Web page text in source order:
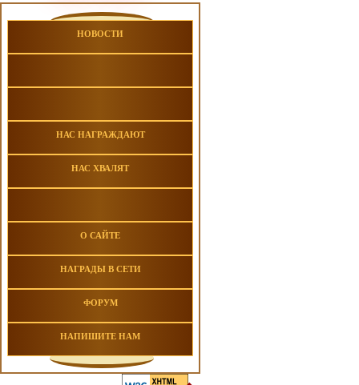
НОВОСТИ
НАС НАГРАЖДАЮТ
НАС ХВАЛЯТ
О САЙТЕ
НАГРАДЫ В СЕТИ
ФОРУМ
НАПИШИТЕ НАМ